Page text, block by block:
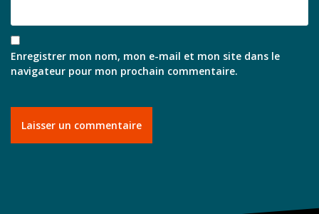
Enregistrer mon nom, mon e-mail et mon site dans le
navigateur pour mon prochain commentaire.